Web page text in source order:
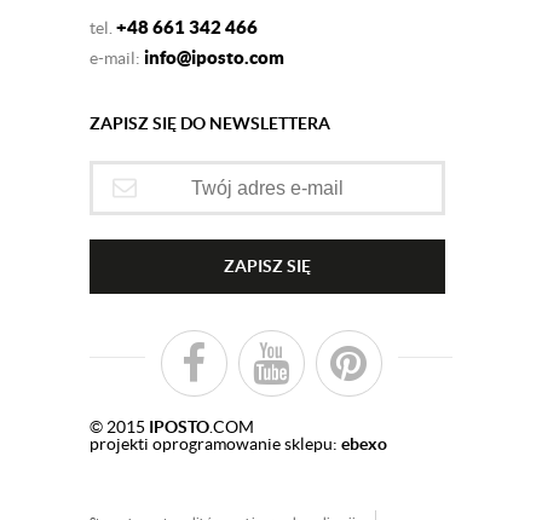
tel. +48 661 342 466
e-mail: info@iposto.com
ZAPISZ SIĘ DO NEWSLETTERA
ZAPISZ SIĘ
© 2015 IPOSTO.COM
projekti oprogramowanie sklepu: ebexo